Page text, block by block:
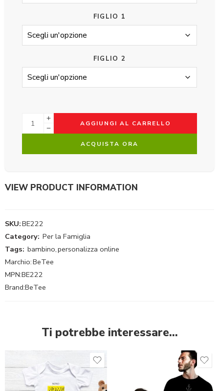
FIGLIO 1
FIGLIO 2
AGGIUNGI AL CARRELLO
ACQUISTA ORA
VIEW PRODUCT INFORMATION
SKU:BE222
Category: Per la Famiglia
Tags: bambino,personalizza online
Marchio:BeTee
MPN:BE222
Brand:BeTee
Ti potrebbe interessare…